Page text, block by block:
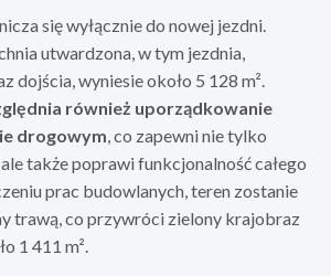
się wyłącznie do nowej jezdni.
utwardzona, w tym jezdnia,
dojścia, wyniesie około 5 128 m².
również uporządkowanie
drogowym , co zapewni nie tylko
także poprawi funkcjonalność całego
prac budowlanych, teren zostanie
trawą, co przywróci zielony krajobraz
1 411 m².